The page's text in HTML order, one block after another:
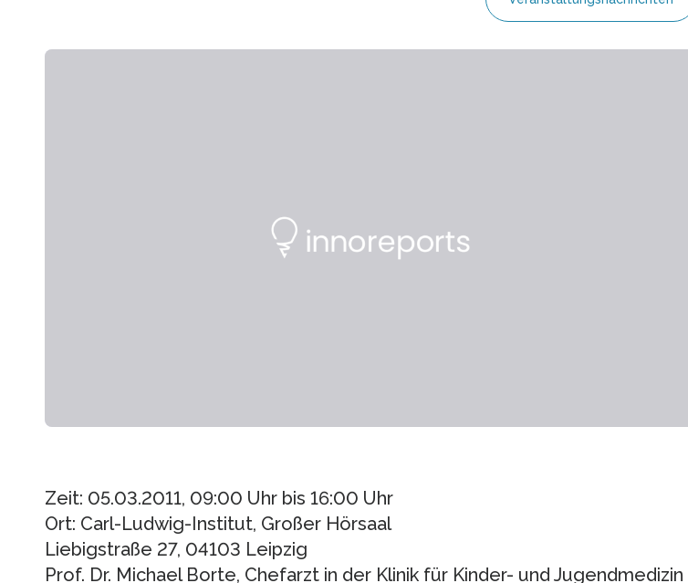
Zeit: 05.03.2011, 09:00 Uhr bis 16:00 Uhr
Ort: Carl-Ludwig-Institut, Großer Hörsaal
Liebigstraße 27, 04103 Leipzig
Prof. Dr. Michael Borte, Chefarzt in der Klinik für Kinder- und Jugendmedizin